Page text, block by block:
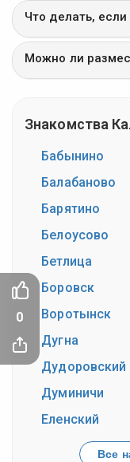
Что делать,
Можно ли
Знакомства
Бабынино
Балабаново
Барятино
Белоусово
Бетлица
Боровск
Воротынск
Дугна
Дудоровский
Думиничи
Еленский
Все
0